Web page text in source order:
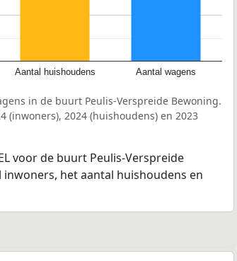
Aantal huishoudens Aantal wagens
in de buurt Peulis-Verspreide Bewoning.
(inwoners), 2024 (huishoudens) en 2023
voor de buurt Peulis-Verspreide
het aantal huishoudens en